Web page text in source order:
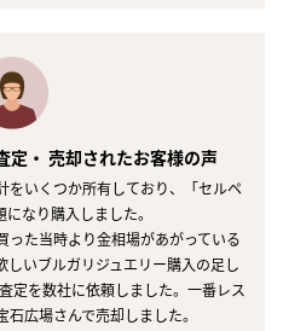
定・ 売却されたお客様の声
をいくつか所有しており、「セルペ
なり購入しました。
た当時より金相場があがっている
いブルガリジュエリー購入の足し
定を数社に依頼しました。一番レス
広場さんで売却しました。